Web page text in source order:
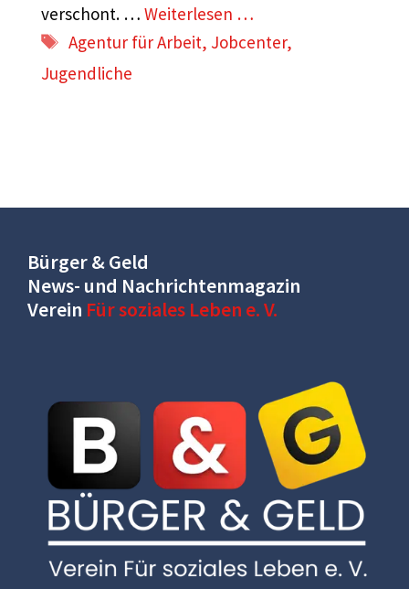
verschont. … Weiterlesen …
Schlagwörter
Agentur für Arbeit, Jobcenter,
Jugendliche
Bürger & Geld
News- und Nachrichtenmagazin
Verein Für soziales Leben e. V.